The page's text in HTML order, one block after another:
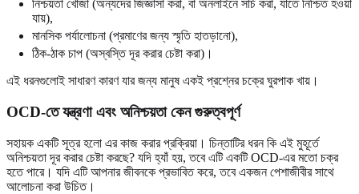
নিশ্চয়তা খোঁজা (অন্যদের জিজ্ঞাসা করা, বা অনলাইনে সার্চ করা, যাতে নিশ্চিত হওয়া
যায়),
মানসিক পর্যালোচনা (প্রমাণের জন্য স্মৃতি হাতড়ানো),
ঠিক-ঠাক চাপ (অস্বস্তি দূর করার চেষ্টা করা)।
এই ধরনগুলোই সাধারণ কারণ যার জন্য মানুষ একই প্রশ্নের চক্রে ঘুরপাক খায়।
OCD-তে যন্ত্রণা এবং অনিশ্চয়তা কেন গুরুত্বপূর্ণ
সহায়ক একটি সূত্র হলো এর কাজ করার প্রক্রিয়া। চিন্তাটির ধরন কি এই মুহূর্তে
অনিশ্চয়তা দূর করার চেষ্টা করছে? যদি হ্যাঁ হয়, তবে এটি একটি OCD-এর মতো চক্র
হতে পারে। যদি এটি আপনার জীবনকে প্রভাবিত করে, তবে একজন পেশাজীবীর সাথে
আলোচনা করা উচিত।